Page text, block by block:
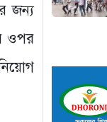
জন্য
ওপর